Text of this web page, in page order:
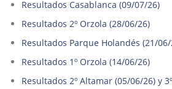
Resultados Casablanca (09/07/26)
Resultados 2º Orzola (28/06/26)
Resultados Parque Holandés (21/
Resultados 1º Orzola (14/06/26)
Resultados 2º Altamar (05/06/26) y